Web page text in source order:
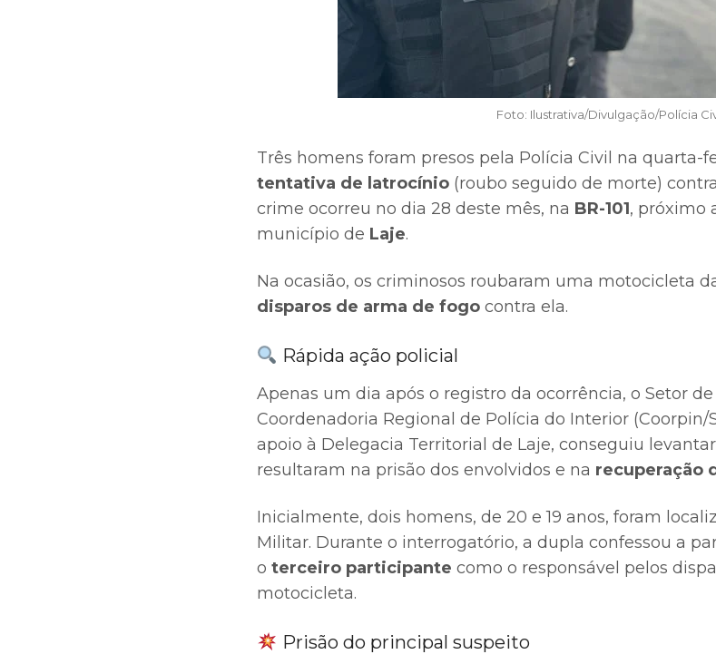
Foto: Ilustrativa/Divulgação/Polícia
Três homens foram presos pela Polícia Civil na quarta-
tentativa de latrocínio(roubo seguido de morte)
crime ocorreu no dia 28 deste mês, na BR-101, próximo
município de Laje.
Na ocasião, os criminosos roubaram uma motocicleta
disparos de arma de fogocontra ela.
Rápida ação policial
Apenas um dia após o registro da ocorrência, o Setor de
Coordenadoria Regional de Polícia do Interior (Coorpin/
apoio à Delegacia Territorial de Laje, conseguiu
resultaram na prisão dos envolvidos e na recuperação
Inicialmente, dois homens, de 20 e 19 anos, foram
Militar. Durante o interrogatório, a dupla confessou a
o terceiro participante como o responsável pelos
motocicleta.
Prisão do principal suspeito